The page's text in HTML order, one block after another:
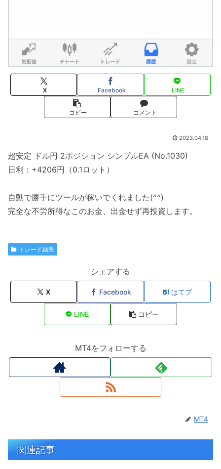
X Facebook LINE
コピー コメント
2023.04.18
超安定 ドル円 2ポジション シンプルEA (No.1030)
日利：+4206円（0.1ロット）
自動で勝手にツールが稼いでくれました(^^)
完全な不労所得なこのお金、出金せず再投資します。
トレード結果
シェアする
X Facebook はてブ
LINE コピー
MT4をフォローする
MT4
関連記事